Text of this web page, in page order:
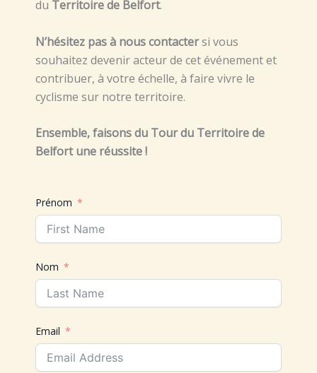
du Territoire de Belfort.
N’hésitez pas à nous contactersi vous
souhaitez devenir acteur de cet événement et
contribuer, à votre échelle, à faire vivre le
cyclisme sur notre territoire.
Ensemble, faisons du Tour du Territoire de
Belfort une réussite !
Prénom
Nom
Email